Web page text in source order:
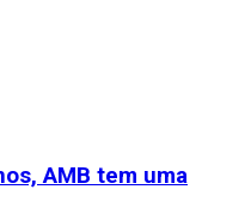
AMB tem uma